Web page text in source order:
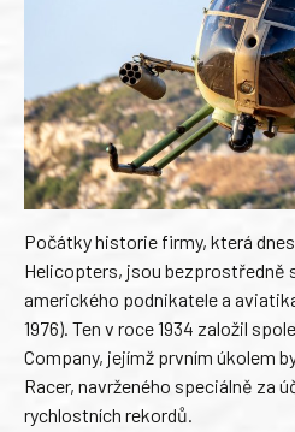
Počátky historie firmy, která dnes
Helicopters, jsou bezprostředně
amerického podnikatele a
1976). Ten v roce 1934 založil
Company, jejímž prvním úkolem
Racer, navrženého speciálně za
rychlostních rekordů.